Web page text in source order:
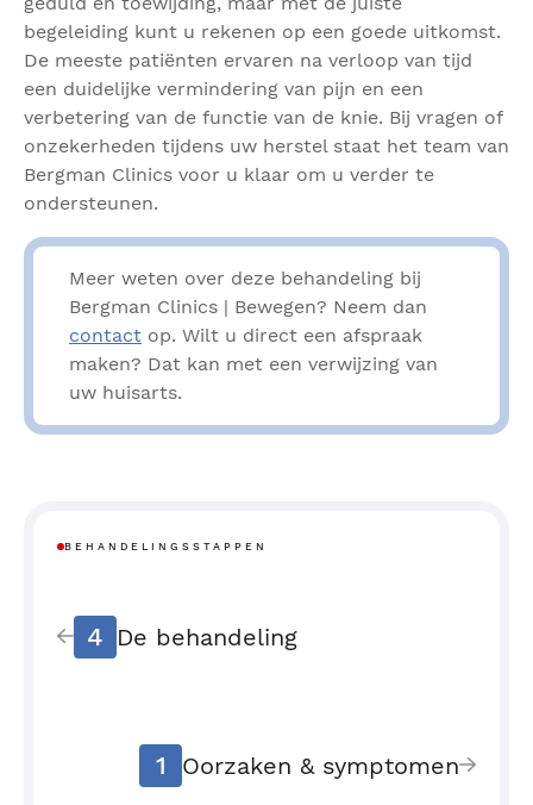
begeleiding kunt u rekenen op een goede uitkomst.
De meeste patiënten ervaren na verloop van tijd
een duidelijke vermindering van pijn en een
verbetering van de functie van de knie. Bij vragen of
onzekerheden tijdens uw herstel staat het team van
Bergman Clinics voor u klaar om u verder te
ondersteunen.
Meer weten over deze behandeling bij
Bergman Clinics | Bewegen? Neem dan
contact op. Wilt u direct een afspraak
maken? Dat kan met een verwijzing van
uw huisarts.
BEHANDELINGSSTAPPEN
4 De behandeling
1 Oorzaken & symptomen